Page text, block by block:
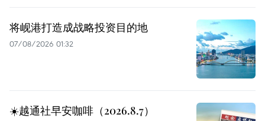
将岘港打造成战略投资目的地
07/08/2026 01:32
☀️越通社早安咖啡（2026.8.7）